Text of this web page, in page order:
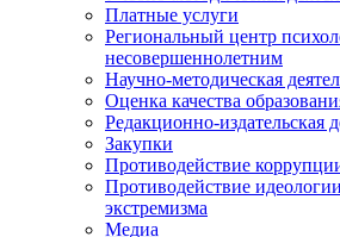
Платные услуги
Региональный центр
несовершеннолетним
Научно-методическая
Оценка качества
Редакционно-издательская
Закупки
Противодействие
Противодействие
экстремизма
Медиа